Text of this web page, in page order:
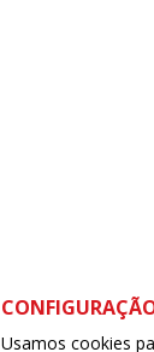
Usamos cookies